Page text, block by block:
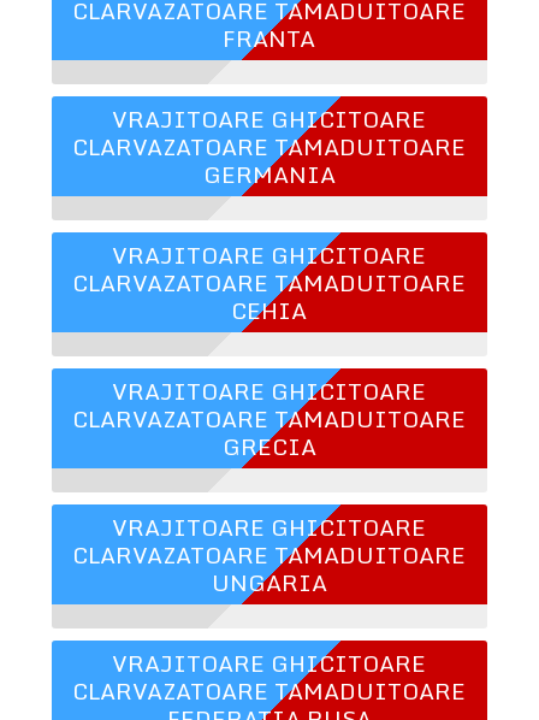
CLARVAZATOARE TAMADUITOARE
FRANTA
VRAJITOARE GHICITOARE
CLARVAZATOARE TAMADUITOARE
GERMANIA
VRAJITOARE GHICITOARE
CLARVAZATOARE TAMADUITOARE
CEHIA
VRAJITOARE GHICITOARE
CLARVAZATOARE TAMADUITOARE
GRECIA
VRAJITOARE GHICITOARE
CLARVAZATOARE TAMADUITOARE
UNGARIA
VRAJITOARE GHICITOARE
CLARVAZATOARE TAMADUITOARE